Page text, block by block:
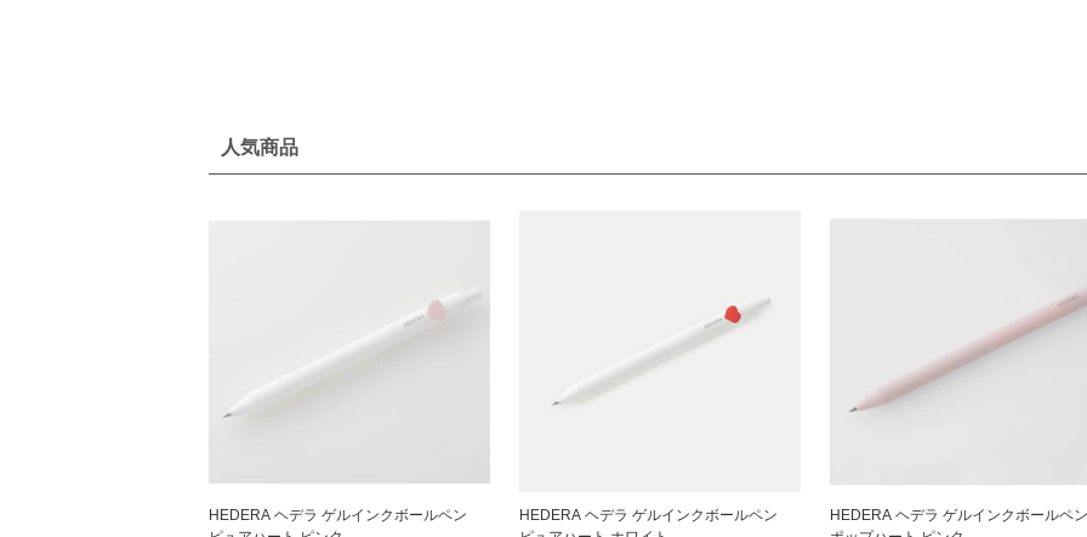
人気商品
HEDERA ヘデラ ゲルインクボールペン
HEDERA ヘデラ ゲルインクボールペン
HEDERA ヘデラ ゲルインクボール